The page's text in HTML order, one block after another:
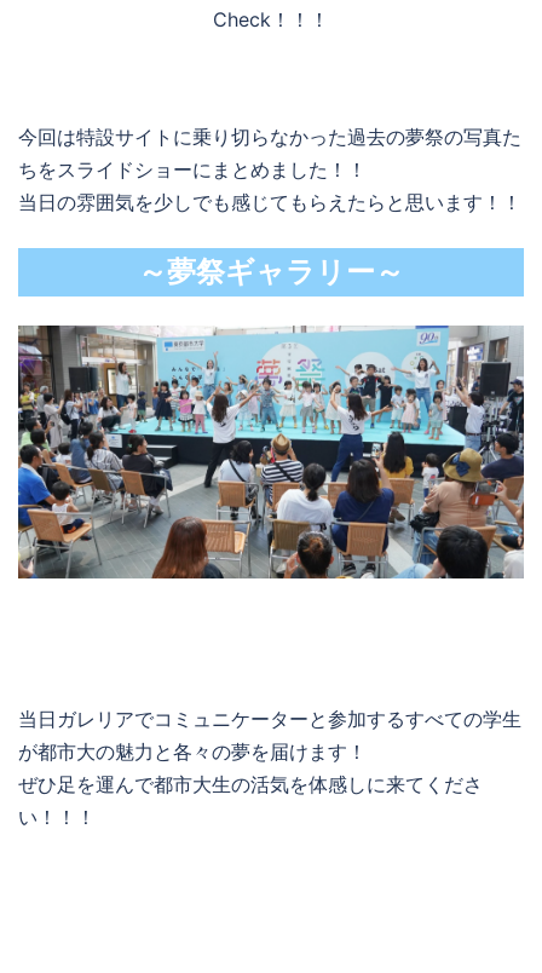
Check！！！
今回は特設サイトに乗り切らなかった過去の夢祭の写真た
ちをスライドショーにまとめました！！
当日の雰囲気を少しでも感じてもらえたらと思います！！
～夢祭ギャラリー～
当日ガレリアでコミュニケーターと参加するすべての学生
が都市大の魅力と各々の夢を届けます！
ぜひ足を運んで都市大生の活気を体感しに来てくださ
い！！！